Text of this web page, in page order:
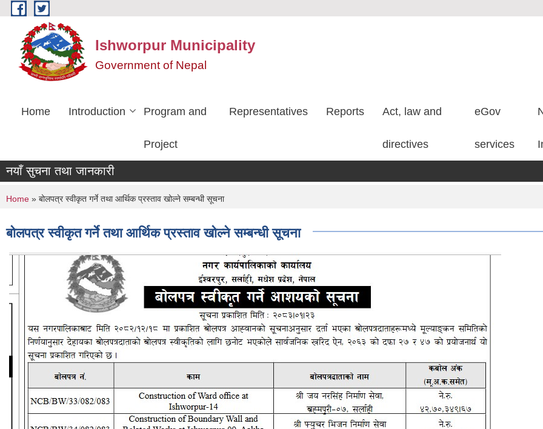
Skip to main content
Ishworpur Municipality
Government of Nepal
Home Introduction Program and
Project
Representatives Reports Act, law and
directives
eGov
services
नयाँ सुचना तथा जानकारी
You are here
Home » बोलपत्र स्वीकृत गर्ने तथा आर्थिक प्रस्ताव खोल्ने सम्बन्धी सूचना
बोलपत्र स्वीकृत गर्ने तथा आर्थिक प्रस्ताव खोल्ने सम्बन्धी सूचना